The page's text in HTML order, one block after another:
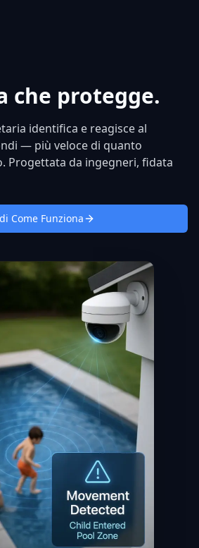
che protegge.
identifica e reagisce al
— più veloce di quanto
Progettata da ingegneri, fidata
Come Funziona